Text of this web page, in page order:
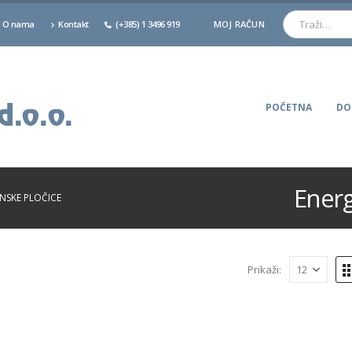
O nama Kontakt (+385) 1 3496 919 MOJ RAČUN
POČETNA
PLOČICE
Prikaži: